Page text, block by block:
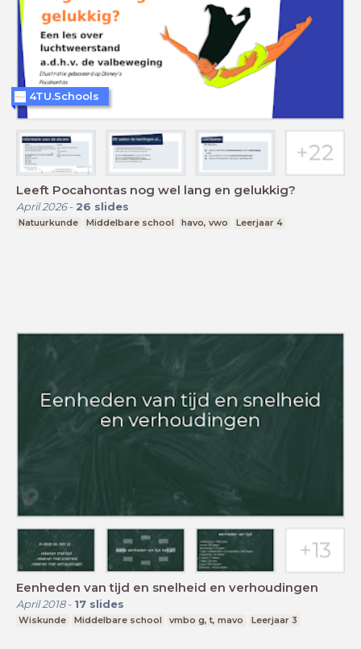
Leeft Pocahontas nog wel lang en gelukkig?
April 2026- 26 slides
Natuurkunde Middelbare school havo, vwo Leerjaar 4
4TU.Schools
Eenheden van tijd en snelheid en verhoudingen
April 2018- 17 slides
Wiskunde Middelbare school vmbo g, t, mavo Leerjaar 3